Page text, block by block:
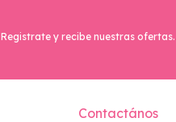
Registrate y recibe nuestras ofertas.
Contactános